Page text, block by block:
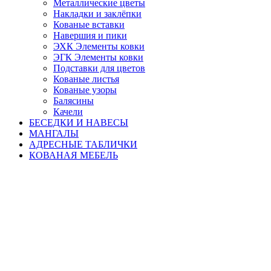
Металлические цветы
Накладки и заклёпки
Кованые вставки
Навершия и пики
ЭХК Элементы ковки
ЭГК Элементы ковки
Подставки для цветов
Кованые листья
Кованые узоры
Балясины
Качели
БЕСЕДКИ И НАВЕСЫ
МАНГАЛЫ
АДРЕСНЫЕ ТАБЛИЧКИ
КОВАНАЯ МЕБЕЛЬ